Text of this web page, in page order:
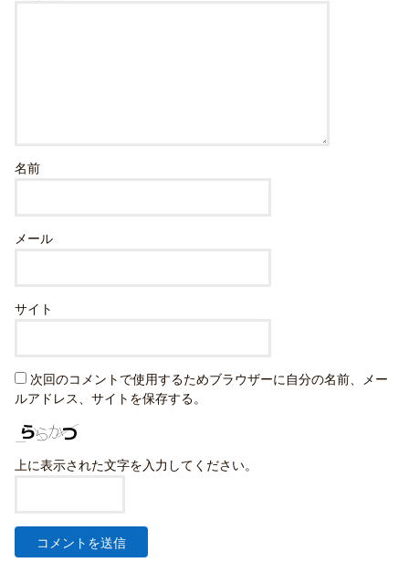
名前
メール
サイト
次回のコメントで使用するためブラウザーに自分の名前、メー
ルアドレス、サイトを保存する。
上に表示された文字を入力してください。